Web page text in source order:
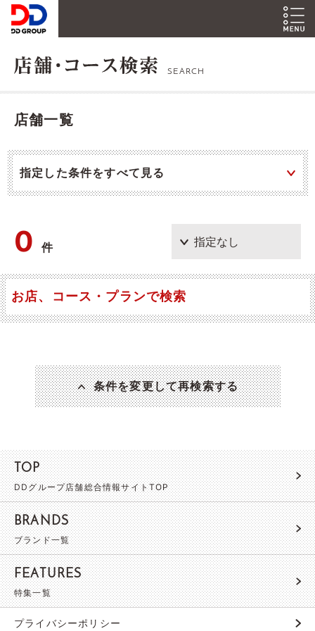
SEARCH
店舗一覧
指定した条件をすべて見る
0件
お店、コース・プランで検索
条件を変更して再検索する
TOP
DDグループ店舗総合情報サイトTOP
BRANDS
ブランド一覧
FEATURES
特集一覧
プライバシーポリシー